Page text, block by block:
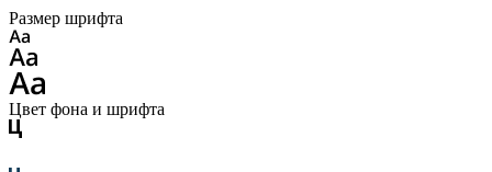
Размер шрифта
Цвет фона и шрифта